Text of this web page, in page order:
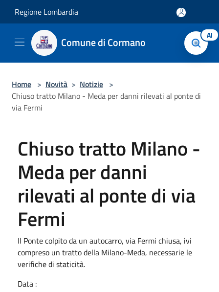
Regione Lombardia
Comune di Cormano AI
Home > Novità > Notizie >
Chiuso tratto Milano - Meda per danni rilevati al ponte di
via Fermi
Chiuso tratto Milano -
Meda per danni
rilevati al ponte di via
Fermi
Il Ponte colpito da un autocarro, via Fermi chiusa, ivi
compreso un tratto della Milano-Meda, necessarie le
verifiche di staticità.
Data :